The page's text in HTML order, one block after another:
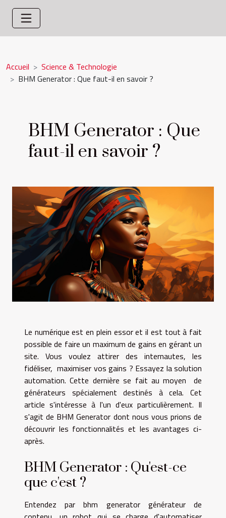
Accueil
Science & Technologie
BHM Generator : Que faut-il en savoir ?
BHM Generator : Que
faut-il en savoir ?
Le numérique est en plein essor et il est tout à fait
possible de faire un maximum de gains en gérant un
site. Vous voulez attirer des internautes, les
fidéliser, maximiser vos gains ? Essayez la solution
automation. Cette dernière se fait au moyen de
générateurs spécialement destinés à cela. Cet
article s'intéresse à l'un d'eux particulièrement. Il
s'agit de BHM Generator dont nous vous prions de
découvrir les fonctionnalités et les avantages ci-
après.
BHM Generator : Qu'est-ce
que c'est ?
Entendez parbhm generator générateur de